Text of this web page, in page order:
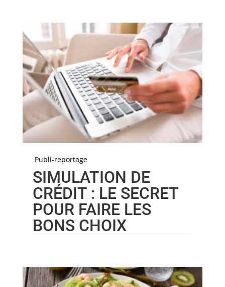
Publi-reportage
SIMULATION DE
CRÉDIT : LE SECRET
POUR FAIRE LES
BONS CHOIX